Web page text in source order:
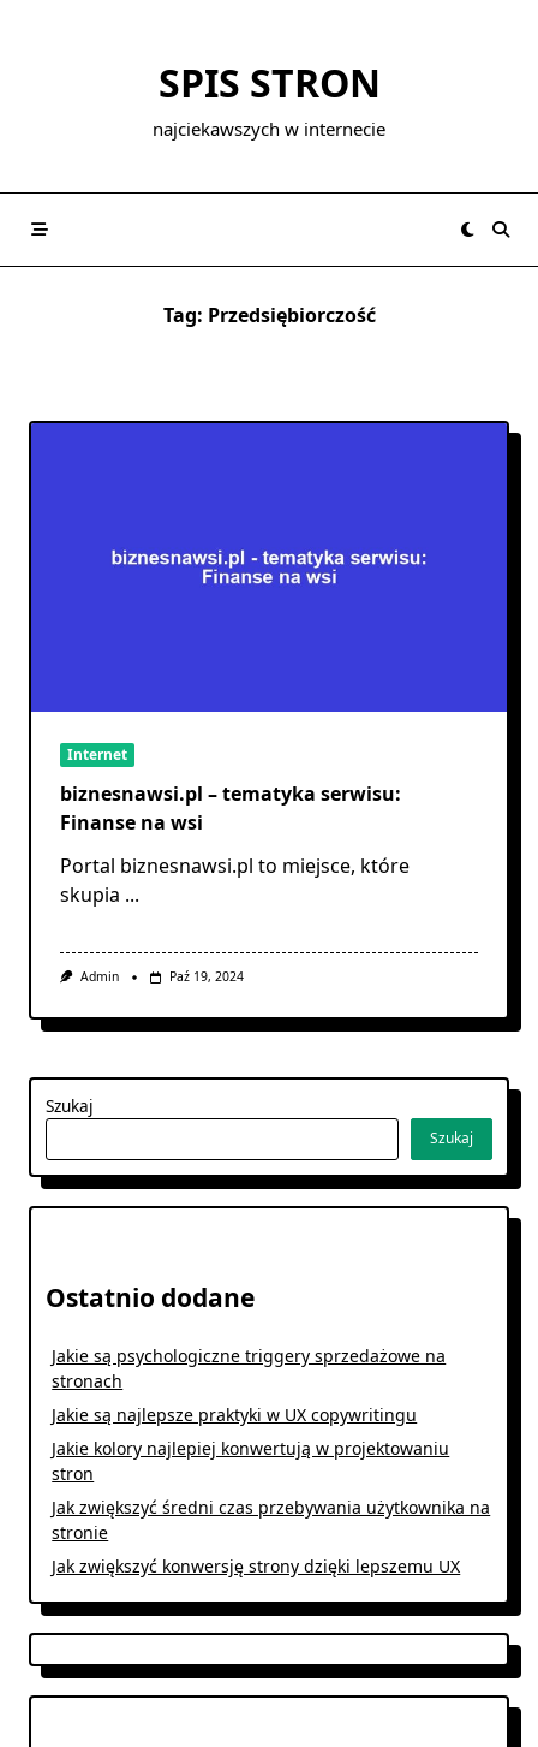
SPIS STRON
najciekawszych w internecie
Tag: Przedsiębiorczość
Internet
biznesnawsi.pl – tematyka serwisu:
Finanse na wsi
Portal biznesnawsi.pl to miejsce, które
skupia ...
Admin Paź 19, 2024
Szukaj
Szukaj
Ostatnio dodane
Jakie są psychologiczne triggery sprzedażowe na
stronach
Jakie są najlepsze praktyki w UX copywritingu
Jakie kolory najlepiej konwertują w projektowaniu
stron
Jak zwiększyć średni czas przebywania użytkownika na
stronie
Jak zwiększyć konwersję strony dzięki lepszemu UX